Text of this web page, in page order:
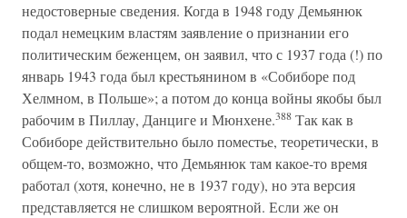
недостоверные сведения. Когда в 1948 году Демьянюк
подал немецким властям заявление о признании его
политическим беженцем, он заявил, что с 1937 года (!) по
январь 1943 года был крестьянином в «Собиборе под
Хелмном, в Польше»; а потом до конца войны якобы был
рабочим в Пиллау, Данциге и Мюнхене.388 Так как в
Собиборе действительно было поместье, теоретически, в
общем-то, возможно, что Демьянюк там какое-то время
работал (хотя, конечно, не в 1937 году), но эта версия
представляется не слишком вероятной. Если же он